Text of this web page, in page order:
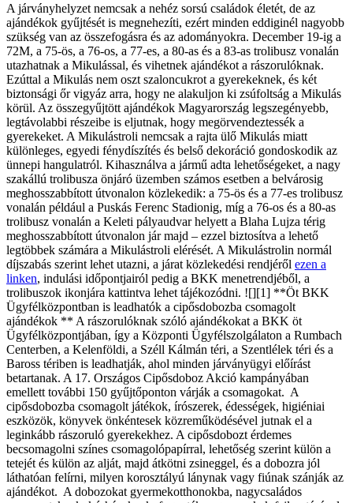
A járványhelyzet nemcsak a nehéz sorsú családok életét, de az
ajándékok gyűjtését is megnehezíti, ezért minden eddiginél nagyobb
szükség van az összefogásra és az adományokra. December 19-ig a
72M, a 75-ös, a 76-os, a 77-es, a 80-as és a 83-as trolibusz vonalán
utazhatnak a Mikulással, és vihetnek ajándékot a rászorulóknak.
Ezúttal a Mikulás nem oszt szaloncukrot a gyerekeknek, és két
biztonsági őr vigyáz arra, hogy ne alakuljon ki zsúfoltság a Mikulás
körül. Az összegyűjtött ajándékok Magyarország legszegényebb,
legtávolabbi részeibe is eljutnak, hogy megörvendeztessék a
gyerekeket. A Mikulástroli nemcsak a rajta ülő Mikulás miatt
különleges, egyedi fénydíszítés és belső dekoráció gondoskodik az
ünnepi hangulatról. Kihasználva a jármű adta lehetőségeket, a nagy
szakállú trolibusza önjáró üzemben számos esetben a belvárosig
meghosszabbított útvonalon közlekedik: a 75-ös és a 77-es trolibusz
vonalán például a Puskás Ferenc Stadionig, míg a 76-os és a 80-as
trolibusz vonalán a Keleti pályaudvar helyett a Blaha Lujza térig
meghosszabbított útvonalon jár majd – ezzel biztosítva a lehető
legtöbbek számára a Mikulástroli elérését. A Mikulástrolin normál
díjszabás szerint lehet utazni, a járat közlekedési rendjéről ezen a
linken, indulási időpontjairól pedig a BKK menetrendjéből, a
trolibuszok ikonjára kattintva lehet tájékozódni. ![][1] **Öt BKK
Ügyfélközpontban is leadhatók a cipősdobozba csomagolt
ajándékok ** A rászorulóknak szóló ajándékokat a BKK öt
Ügyfélközpontjában, így a Központi Ügyfélszolgálaton a Rumbach
Centerben, a Kelenföldi, a Széll Kálmán téri, a Szentlélek téri és a
Baross tériben is leadhatják, ahol minden járványügyi előírást
betartanak. A 17. Országos Cipősdoboz Akció kampányában
emellett további 150 gyűjtőponton várják a csomagokat. A
cipősdobozba csomagolt játékok, írószerek, édességek, higiéniai
eszközök, könyvek önkéntesek közreműködésével jutnak el a
leginkább rászoruló gyerekekhez. A cipősdobozt érdemes
becsomagolni színes csomagolópapírral, lehetőség szerint külön a
tetejét és külön az alját, majd átkötni zsineggel, és a dobozra jól
láthatóan felírni, milyen korosztályú lánynak vagy fiúnak szánják az
ajándékot. A dobozokat gyermekotthonokba, nagycsaládos